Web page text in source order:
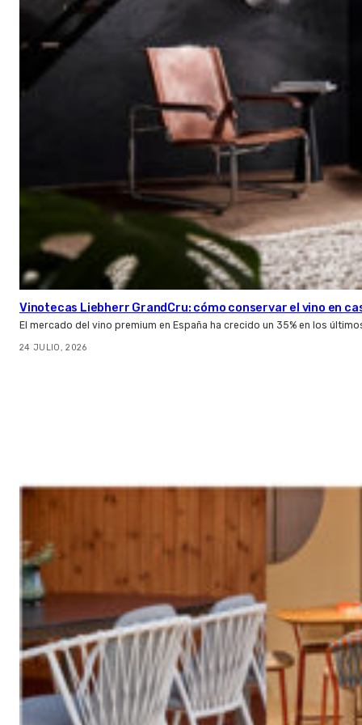
Vinotecas Liebherr GrandCru: cómo conservar el vino en
El mercado del vino premium en España ha crecido un 35% en los
24 JULIO, 2026